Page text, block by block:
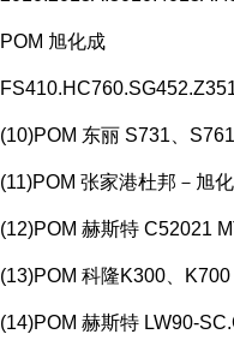
POM 旭化成
(10)POM 东丽 S731、S761
(11)POM 张家港杜邦－旭
(12)POM 赫斯特 C52021
(13)POM 科隆K300、K700
(14)POM 赫斯特 LW90-